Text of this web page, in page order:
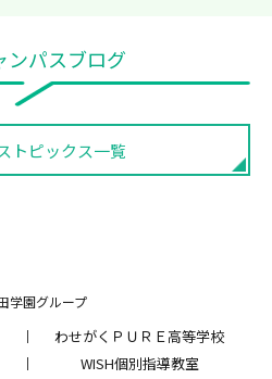
ンパスブログ
トピックス一覧
学園グループ
わせがくＰＵＲＥ高等学校
WISH個別指導教室